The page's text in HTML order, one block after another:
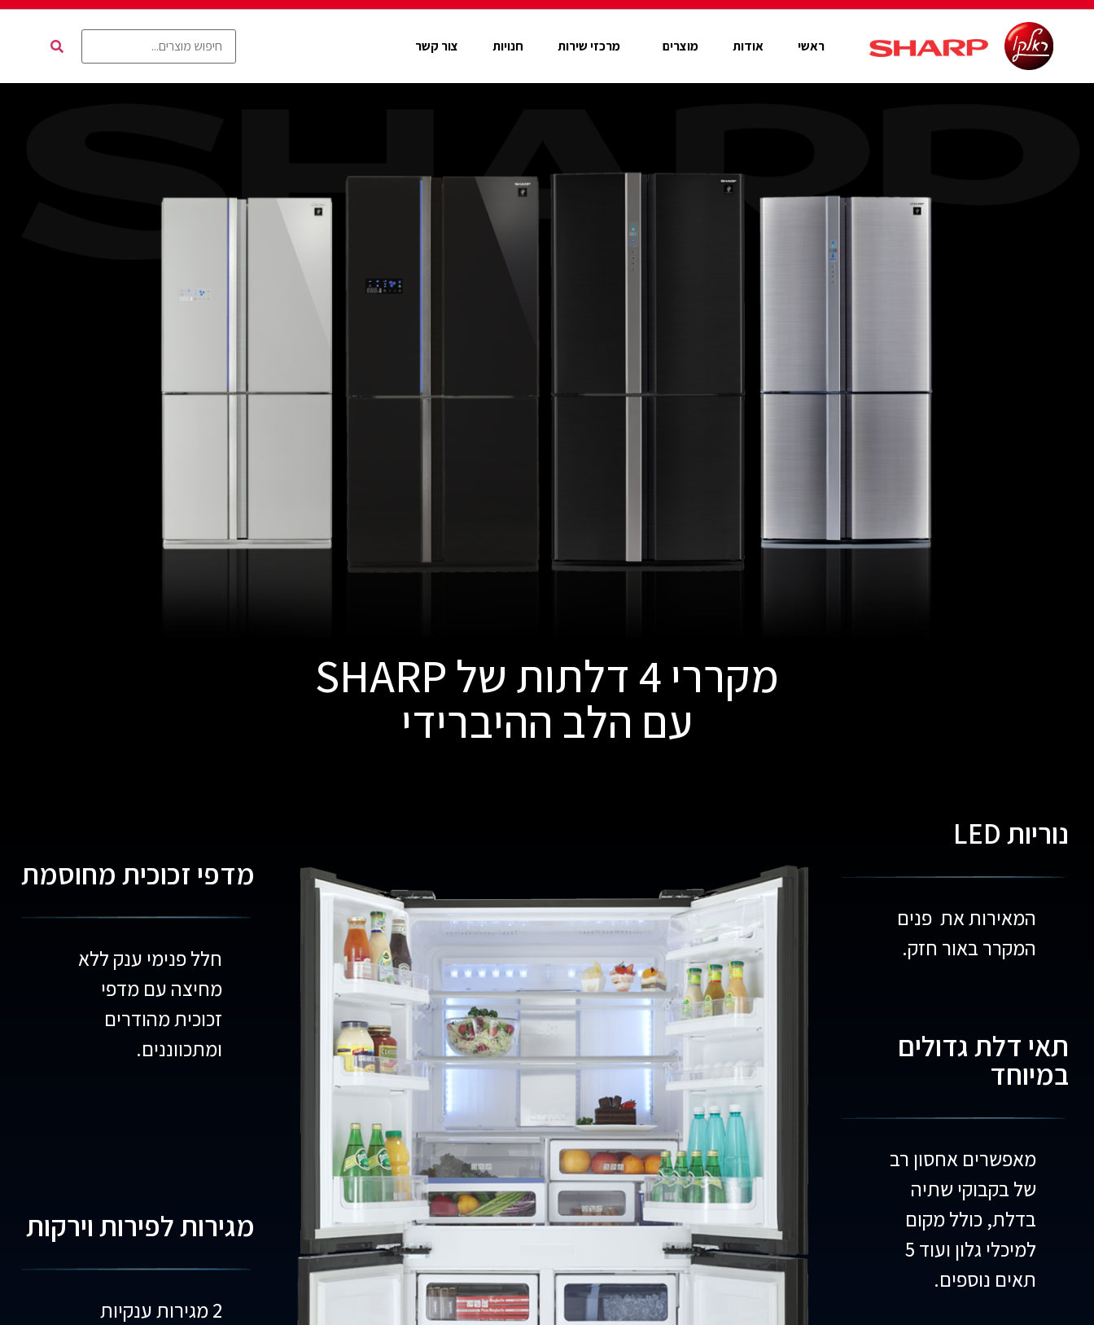
ראשי אודות מוצרים מרכזי שירות חנויות צור קשר
מקררי 4 דלתות של SHARP
עם הלב ההיברידי
נוריות LED
המאירות את פנים
המקרר באור חזק.
תאי דלת גדולים
במיוחד
מאפשרים אחסון רב
של בקבוקי שתיה
בדלת, כולל מקום
למיכלי גלון ועוד 5
תאים נוספים.
מדפי זכוכית מחוסמת
חלל פנימי ענק ללא
מחיצה עם מדפי
זכוכית מהודרים
ומתכווננים.
מגירות לפירות וירקות
2 מגירות ענקיות